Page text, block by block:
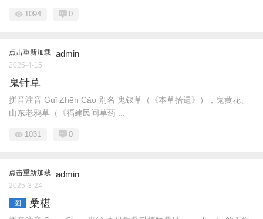
1094 0
点击重新加载 admin
2025-4-15
鬼针草
拼音注音 Guǐ Zhēn Cǎo 别名 鬼钗草（《本草拾遗》），鬼黄花、
山东老鸦草（《福建民间草药 ...
1031 0
点击重新加载 admin
2025-3-24
图 桑椹